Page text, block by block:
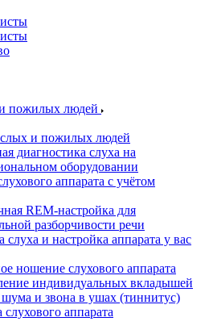
пожилых людей
и пожилых людей
диагностика слуха на
оборудовании
аппарата с учётом
REM-настройка для
разборчивости речи
слуха и настройка аппарата у вас
ношение слухового аппарата
индивидуальных вкладышей
и звона в ушах (тиннитус)
слухового аппарата